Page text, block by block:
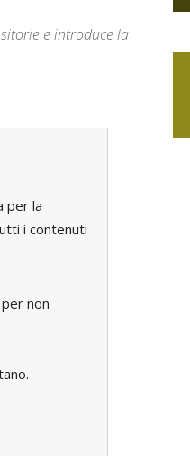
e introduce la
per la
i contenuti
per non